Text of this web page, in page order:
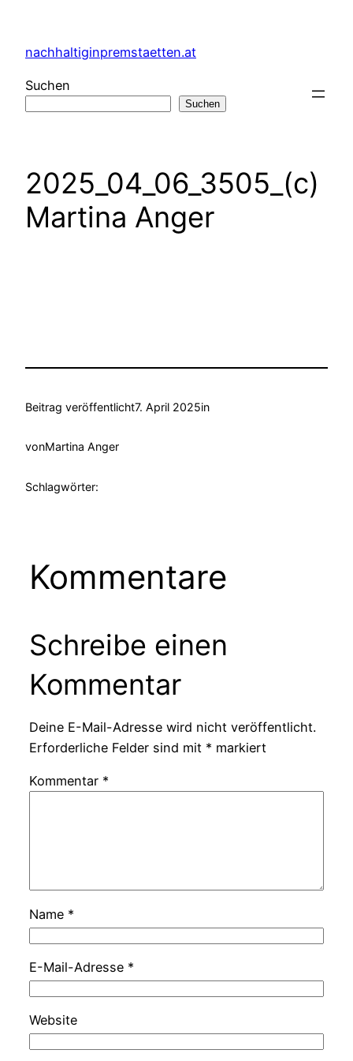
springen
nachhaltiginpremstaetten.at
Suchen
Suchen
2025_04_06_3505_(c)
Martina Anger
Beitrag veröffentlicht7. April 2025in
vonMartina Anger
Schlagwörter:
Kommentare
Schreibe einen
Kommentar
Deine E-Mail-Adresse wird nicht veröffentlicht.
Erforderliche Felder sind mit * markiert
Kommentar *
Name *
E-Mail-Adresse *
Website